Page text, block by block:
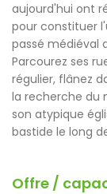
aujourd'hui ont
pour constituer
passé médiéval
Parcourez ses
régulier, flânez
la recherche du
son atypique
bastide le long
Offre /